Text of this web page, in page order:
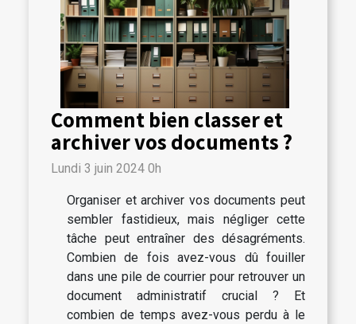
Comment bien classer et
archiver vos documents ?
Lundi 3 juin 2024 0h
Organiser et archiver vos documents peut
sembler fastidieux, mais négliger cette
tâche peut entraîner des désagréments.
Combien de fois avez-vous dû fouiller
dans une pile de courrier pour retrouver un
document administratif crucial ? Et
combien de temps avez-vous perdu à le